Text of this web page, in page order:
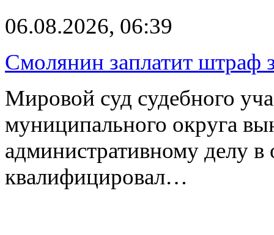
06.08.2026, 06:39
Смолянин заплатит штраф
Мировой суд судебного
муниципального округа
административному делу
квалифицировал…